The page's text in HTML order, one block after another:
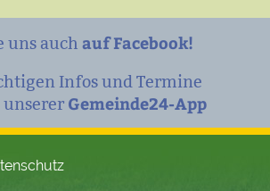
uns auch auf Facebook!
Infos und Termine
Gemeinde24-App